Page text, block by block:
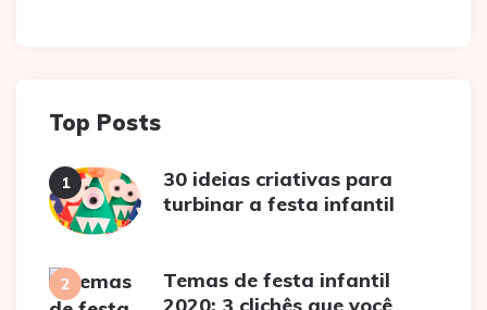
Top Posts
30 ideias criativas para
turbinar a festa infantil
Temas de festa infantil